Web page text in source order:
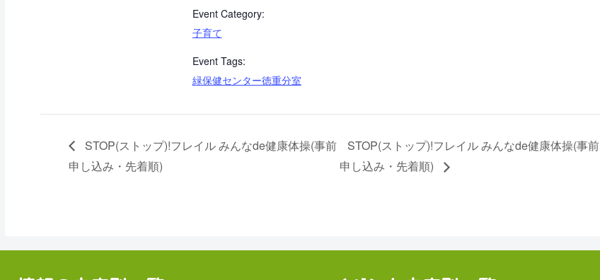
Event Category:
子育て
Event Tags:
緑保健センター徳重分室
STOP(ストップ)!フレイル みんなde健康体操(事前
申し込み・先着順)
STOP(ストップ)!フレイル みんなde健康体操(事前
申し込み・先着順)